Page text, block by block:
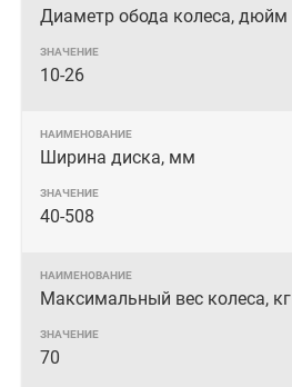
Диаметр обода колеса, дюйм
10-26
Ширина диска, мм
40-508
Максимальный вес колеса, кг
70